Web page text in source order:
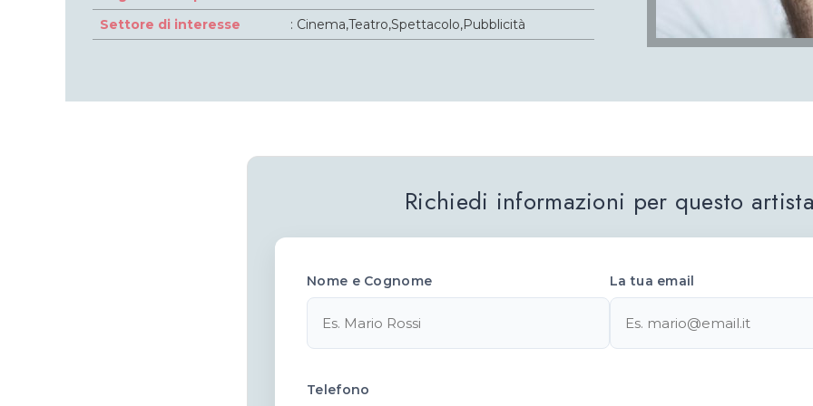
Settore di interesse
: Cinema,Teatro,Spettacolo,Pubblicità
Richiedi informazioni per questo
Nome e Cognome La tua email
Telefono